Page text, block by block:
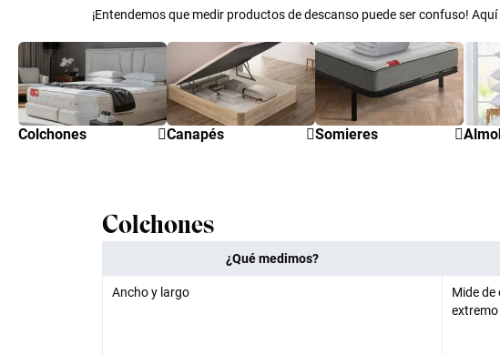
¡Entendemos que medir productos de descanso puede ser confuso!
Colchones Canapés Somieres
Colchones
¿Qué medimos?
Ancho y largo
Mide